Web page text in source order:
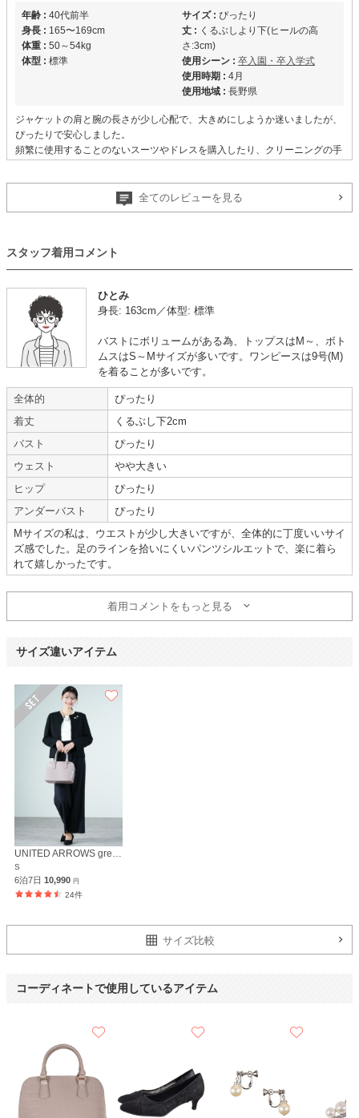
年齢 : 40代前半
身長 : 165〜169cm
体重 : 50～54kg
体型 : 標準
サイズ : ぴったり
丈 : くるぶしより下(ヒールの高
さ:3cm)
使用シーン : 卒入園・卒入学式
使用時期 : 4月
使用地域 : 長野県
ジャケットの肩と腕の長さが少し心配で、大きめにしようか迷いましたが、
ぴったりで安心しました。
頻繁に使用することのないスーツやドレスを購入したり、クリーニングの手
レンタル期間も返却まで余裕を持ってる設定で安心です。
年齢 :40代前半
身長 : 160〜164cm
体重 :50～54kg
体型 :標準
使用シーン :
使用地域 :静岡県
入学式で着用しました。
ストレッチがあり、式の間もストレスなく着れました。
入園式と入学式、違うスーツで印象を変えられてとても良かったです。
スートの状態もキレイで気持ちよく着れました。
【一緒に注文した商品】
De pral Han-nari
とても良かった
年齢 :50代
体重 :50～54kg
サイズ :ぴったり
とても良かったです。
ぜひまた利用したいと思います。
全てのレビューを見る
スタッフ着用コメント
ひとみ
身長: 163cm／体型: 標準
バストにボリュームがある為、トップスはM～、ボト
ムスはS～Mサイズが多いです。ワンピースは9号(M)
を着ることが多いです。
全体的
ぴったり
着丈
くるぶし下2cm
バスト
ぴったり
ウェスト
やや大きい
ヒップ
ぴったり
アンダーバスト
ぴったり
Mサイズの私は、ウエストが少し大きいですが、全体的に丁度いいサイ
ズ感でした。足のラインを拾いにくいパンツシルエットで、楽に着ら
れて嬉しかったです。
着用コメントをもっと見る
サイズ違いアイテム
S
6泊7日 10,990 円
24件
サイズ比較
コーディネートで使用しているアイテム